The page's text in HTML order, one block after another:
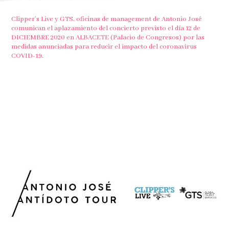
Clipper’s Live y GTS, oficinas de management de Antonio José
comunican el aplazamiento del concierto previsto el día 12 de
DICIEMBRE 2020 en ALBACETE (Palacio de Congresos) por las
medidas anunciadas para reducir el impacto del coronavirus
COVID-19.